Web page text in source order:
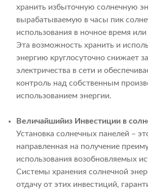
хранить избыточную солнечную
вырабатываемую в часы пик
использования в ночное время
Эта возможность хранить и
энергию круглосуточно снижает
электричества в сети и
контроль над собственным
использованием энергии.
Величайшийиз Инвестиции в
Установка солнечных панелей –
направленная на получение
использования возобновляемых
Системы хранения солнечной
отдачу от этих инвестиций,